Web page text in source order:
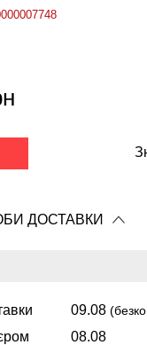
ДОСТАВКИ
09.08
08.08